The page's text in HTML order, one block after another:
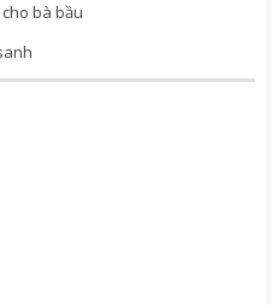
bà bầu